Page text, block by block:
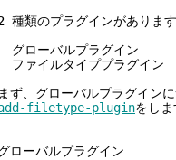
種類のプラグインがありま
グローバルプラグイン 全
ファイルタイププラグイン
まず、グローバルプラグイン
filetype-pluginをし
ローバルプラグイン